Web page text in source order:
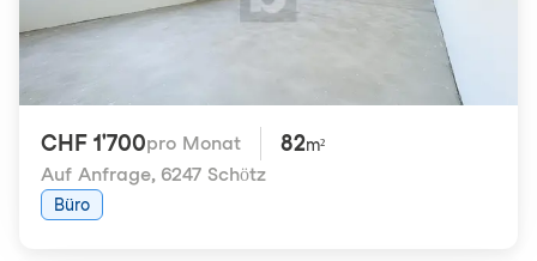
CHF 1'700pro Monat 82m²
Auf Anfrage, 6247 Schötz
Büro